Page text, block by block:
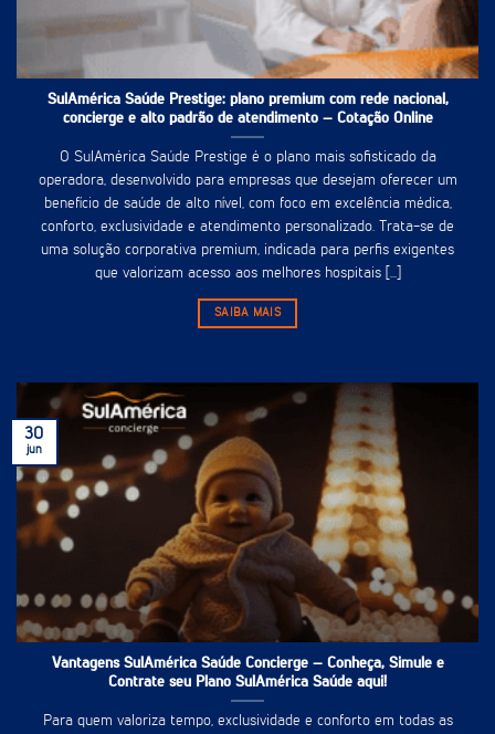
SulAmérica Saúde Prestige: plano premium com rede nacional,
concierge e alto padrão de atendimento – Cotação Online
O SulAmérica Saúde Prestige é o plano mais sofisticado da
operadora, desenvolvido para empresas que desejam oferecer um
benefício de saúde de alto nível, com foco em excelência médica,
conforto, exclusividade e atendimento personalizado. Trata-se de
uma solução corporativa premium, indicada para perfis exigentes
que valorizam acesso aos melhores hospitais [...]
SAIBA MAIS
Vantagens SulAmérica Saúde Concierge – Conheça, Simule e
Contrate seu Plano SulAmérica Saúde aqui!
Para quem valoriza tempo, exclusividade e conforto em todas as
30
jun